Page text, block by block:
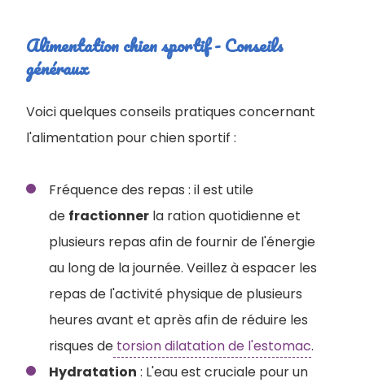
Alimentation chien sportif - Conseils
généraux
Voici quelques conseils pratiques concernant
l'alimentation pour chien sportif :
Fréquence des repas : il est utile
de fractionner la ration quotidienne et
plusieurs repas afin de fournir de l'énergie
au long de la journée. Veillez à espacer les
repas de l'activité physique de plusieurs
heures avant et après afin de réduire les
risques de torsion dilatation de l'estomac.
Hydratation : L'eau est cruciale pour un